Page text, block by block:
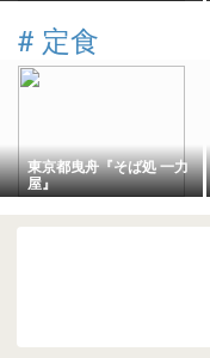
# 定食
東京都曳舟『そば処 一力
屋』